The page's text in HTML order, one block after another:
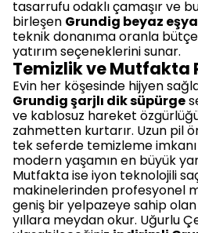
tasarrufu odaklı çamaşır ve
birleşen Grundig beyaz
teknik donanıma oranla
yatırım seçeneklerini sunar.
Temizlik ve Mutfakta
Evin her köşesinde hijyen
Grundig şarjlı dik süpürge
ve kablosuz hareket
zahmetten kurtarır. Uzun pil
tek seferde temizleme
modern yaşamın en büyük
Mutfakta ise iyon teknolojili
makinelerinden profesyonel
geniş bir yelpazeye sahip olan
yıllara meydan okur. Uğurlu